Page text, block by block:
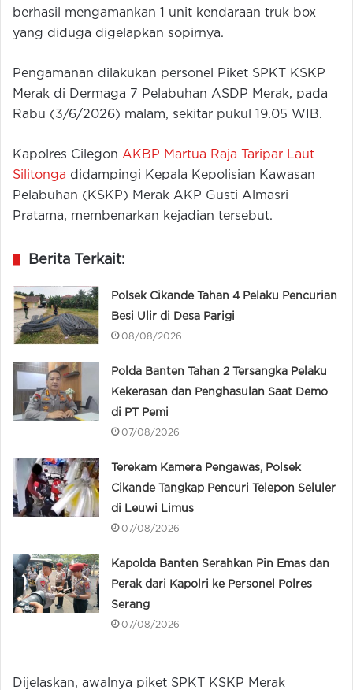
berhasil mengamankan 1 unit kendaraan truk box
yang diduga digelapkan sopirnya.
Pengamanan dilakukan personel Piket SPKT KSKP
Merak di Dermaga 7 Pelabuhan ASDP Merak, pada
Rabu (3/6/2026) malam, sekitar pukul 19.05 WIB.
Kapolres Cilegon AKBP Martua Raja Taripar Laut
Silitonga didampingi Kepala Kepolisian Kawasan
Pelabuhan (KSKP) Merak AKP Gusti Almasri
Pratama, membenarkan kejadian tersebut.
Berita Terkait:
Polsek Cikande Tahan 4 Pelaku Pencurian
Besi Ulir di Desa Parigi
08/08/2026
Polda Banten Tahan 2 Tersangka Pelaku
Kekerasan dan Penghasulan Saat Demo
di PT Pemi
07/08/2026
Terekam Kamera Pengawas, Polsek
Cikande Tangkap Pencuri Telepon Seluler
di Leuwi Limus
07/08/2026
Kapolda Banten Serahkan Pin Emas dan
Perak dari Kapolri ke Personel Polres
Serang
07/08/2026
Dijelaskan, awalnya piket SPKT KSKP Merak